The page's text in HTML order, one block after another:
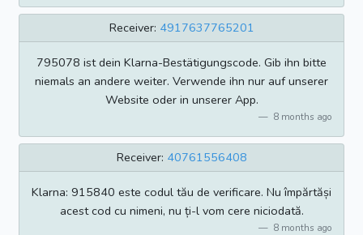
Receiver: 4917637765201
795078 ist dein Klarna-Bestätigungscode. Gib ihn bitte
niemals an andere weiter. Verwende ihn nur auf unserer
Website oder in unserer App.
8 months ago
Receiver: 40761556408
Klarna: 915840 este codul tău de verificare. Nu împărtăși
acest cod cu nimeni, nu ți-l vom cere niciodată.
8 months ago